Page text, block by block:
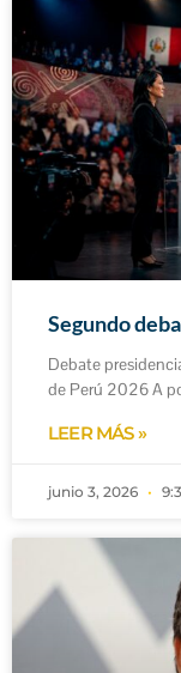
Segundo
Debate
de Perú 2026 A
LEER MÁS »
junio 3, 2026